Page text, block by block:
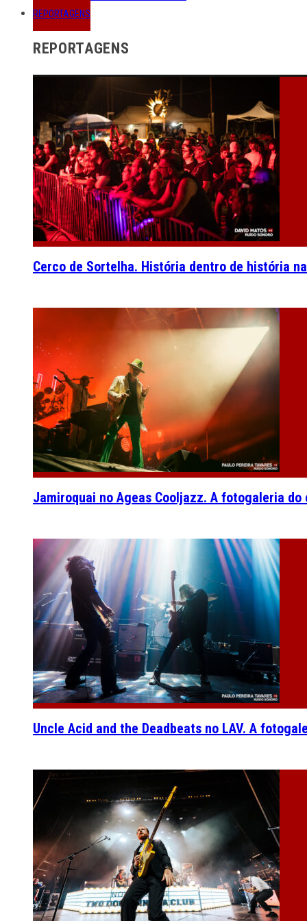
REPORTAGENS
REPORTAGENS
Cerco de Sortelha. História dentro de história
Jamiroquai no Ageas Cooljazz. A fotogaleria do
Uncle Acid and the Deadbeats no LAV. A